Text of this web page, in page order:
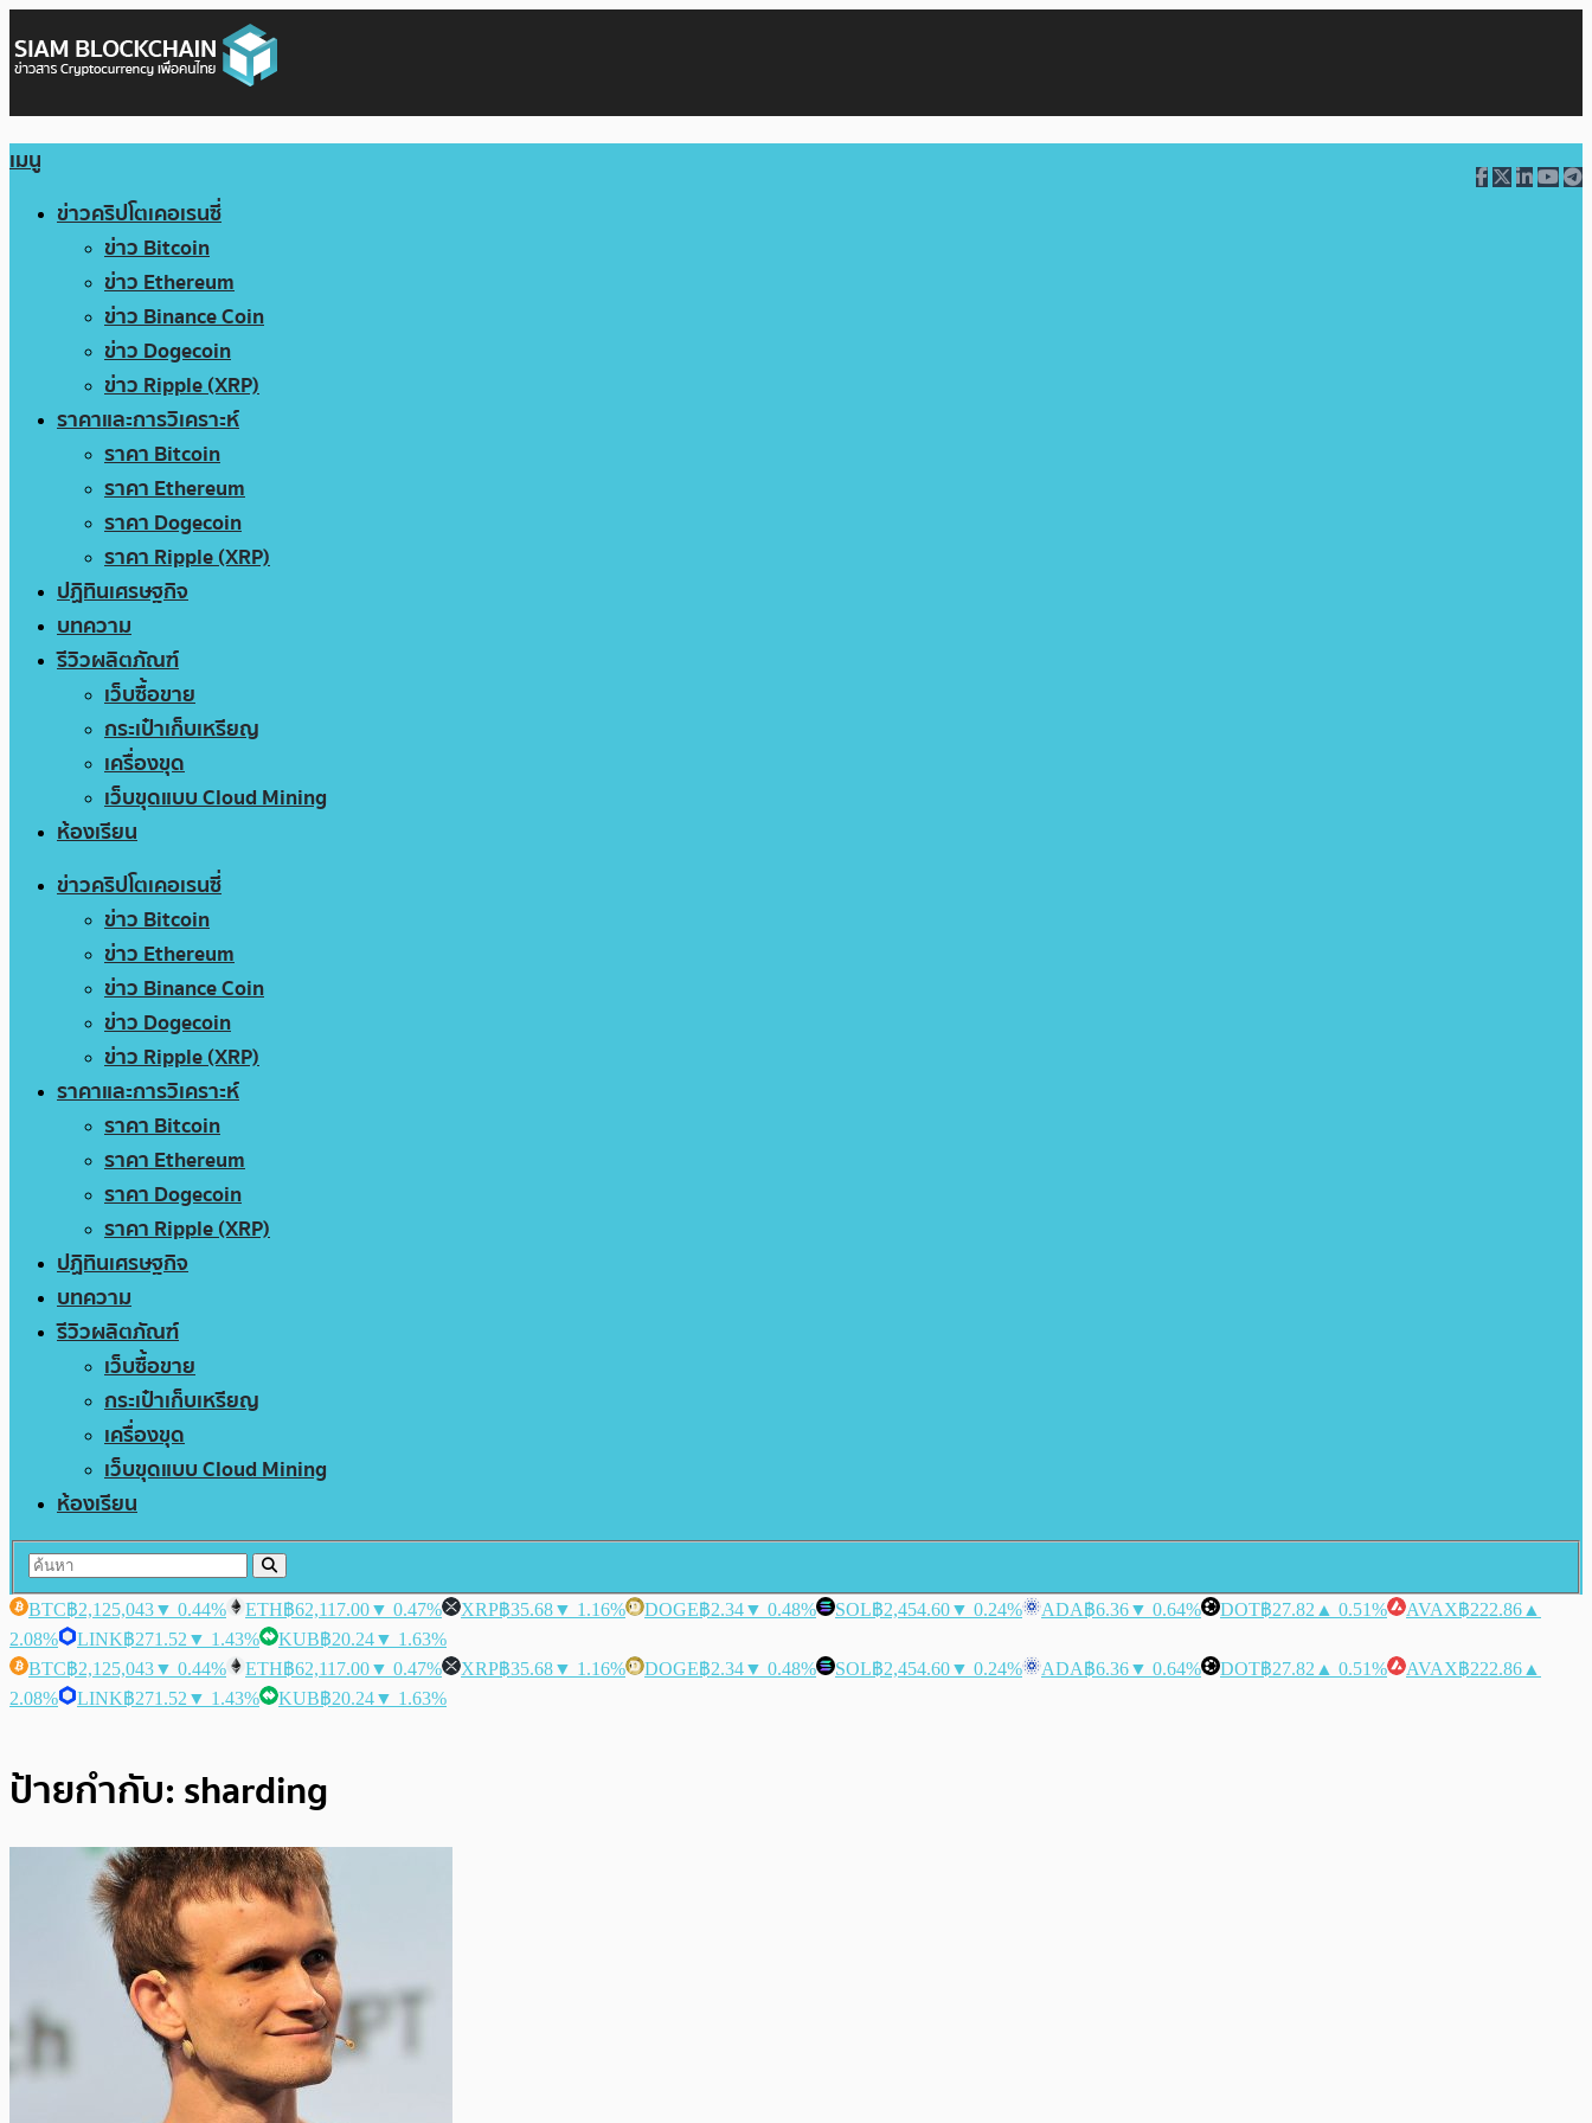
เมนู
ข่าวคริปโตเคอเรนซี่
ข่าว Bitcoin
ข่าว Ethereum
ข่าว Binance Coin
ข่าว Dogecoin
ข่าว Ripple (XRP)
ราคาและการวิเคราะห์
ราคา Bitcoin
ราคา Ethereum
ราคา Dogecoin
ราคา Ripple (XRP)
ปฏิทินเศรษฐกิจ
บทความ
รีวิวผลิตภัณฑ์
เว็บซื้อขาย
กระเป๋าเก็บเหรียญ
เครื่องขุด
เว็บขุดแบบ Cloud Mining
ห้องเรียน
ข่าวคริปโตเคอเรนซี่
ข่าว Bitcoin
ข่าว Ethereum
ข่าว Binance Coin
ข่าว Dogecoin
ข่าว Ripple (XRP)
ราคาและการวิเคราะห์
ราคา Bitcoin
ราคา Ethereum
ราคา Dogecoin
ราคา Ripple (XRP)
ปฏิทินเศรษฐกิจ
บทความ
รีวิวผลิตภัณฑ์
เว็บซื้อขาย
กระเป๋าเก็บเหรียญ
เครื่องขุด
เว็บขุดแบบ Cloud Mining
ห้องเรียน
BTC฿2,125,043▼ 0.44% ETH฿62,117.00▼ 0.47% XRP฿35.68▼ 1.16% DOGE฿2.34▼ 0.48% SOL฿2,454.60▼ 0.24% ADA฿6.36▼ 0.64% DOT฿27.82 ▲ 0.51% AVAX฿222.86 ▲
2.08%
LINK฿271.52 ▼ 1.43% KUB฿20.24▼ 1.63%
BTC฿2,125,043▼ 0.44% ETH฿62,117.00▼ 0.47% XRP฿35.68▼ 1.16% DOGE฿2.34▼ 0.48% SOL฿2,454.60▼ 0.24% ADA฿6.36▼ 0.64% DOT฿27.82 ▲ 0.51% AVAX฿222.86 ▲
2.08%
LINK฿271.52 ▼ 1.43% KUB฿20.24▼ 1.63%
ป้ายกำกับ: sharding